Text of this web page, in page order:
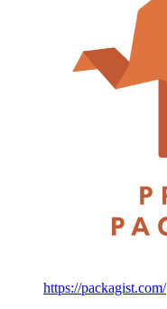
https://packagist.com/